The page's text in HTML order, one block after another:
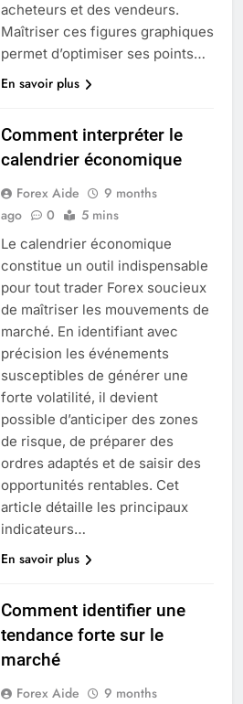
acheteurs et des vendeurs.
Maîtriser ces figures graphiques
permet d’optimiser ses points…
En savoir plus
Comment interpréter le
calendrier économique
Forex Aide
9 months
ago
0 5 mins
Le calendrier économique
constitue un outil indispensable
pour tout trader Forex soucieux
de maîtriser les mouvements de
marché. En identifiant avec
précision les événements
susceptibles de générer une
forte volatilité, il devient
possible d’anticiper des zones
de risque, de préparer des
ordres adaptés et de saisir des
opportunités rentables. Cet
article détaille les principaux
indicateurs…
En savoir plus
Comment identifier une
tendance forte sur le
marché
Forex Aide 9 months